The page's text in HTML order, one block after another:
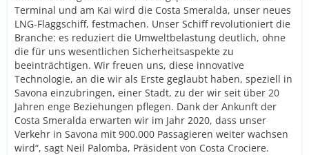
Terminal und am Kai wird die Costa Smeralda, unser neues
LNG-Flaggschiff, festmachen. Unser Schiff revolutioniert die
Branche: es reduziert die Umweltbelastung deutlich, ohne
die für uns wesentlichen Sicherheitsaspekte zu
beeinträchtigen. Wir freuen uns, diese innovative
Technologie, an die wir als Erste geglaubt haben, speziell in
Savona einzubringen, einer Stadt, zu der wir seit über 20
Jahren enge Beziehungen pflegen. Dank der Ankunft der
Costa Smeralda erwarten wir im Jahr 2020, dass unser
Verkehr in Savona mit 900.000 Passagieren weiter wachsen
wird“, sagt Neil Palomba, Präsident von Costa Crociere.